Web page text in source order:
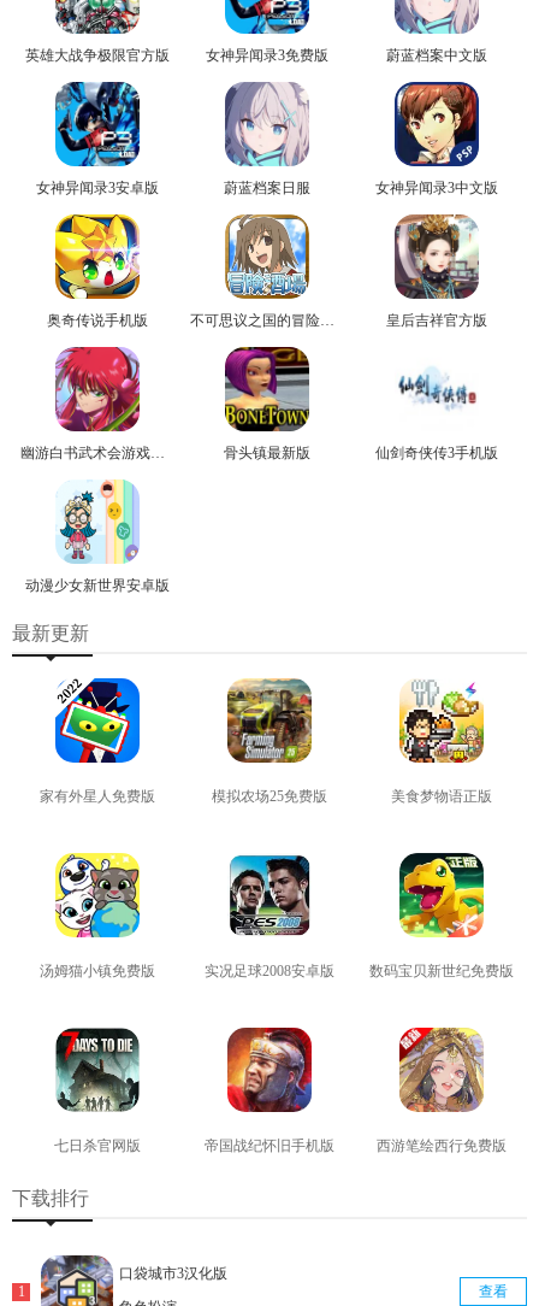
英雄大战争极限官方版 女神异闻录3免费版 蔚蓝档案中文版
女神异闻录3安卓版 蔚蓝档案日服 女神异闻录3中文版
奥奇传说手机版 不可思议之国的冒险官方版 皇后吉祥官方版
幽游白书武术会游戏正版 骨头镇最新版 仙剑奇侠传3手机版
动漫少女新世界安卓版
最新更新
家有外星人免费版 模拟农场25免费版 美食梦物语正版
汤姆猫小镇免费版 实况足球2008安卓版 数码宝贝新世纪免费版
七日杀官网版 帝国战纪怀旧手机版 西游笔绘西行免费版
下载排行
口袋城市3汉化版
查看